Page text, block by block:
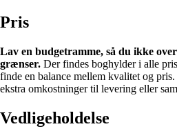
Pris
Lav en budgetramme, så du ikke
grænser. Der findes boghylder i alle
finde en balance mellem kvalitet og
ekstra omkostninger til levering eller
Vedligeholdelse